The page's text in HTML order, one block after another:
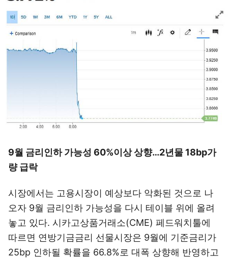
9월 금리인하 가능성 60%이상 상향…2년물 18bp가
량 급락
시장에서는 고용시장이 예상보다 악화된 것으로 나
오자 9월 금리인하 가능성을 다시 테이블 위에 올려
놓고 있다. 시카고상품거래소(CME) 페드워치툴에
따르면 연방기금금리 선물시장은 9월에 기준금리가
25bp 인하될 확률을 66.8%로 대폭 상향해 반영하고